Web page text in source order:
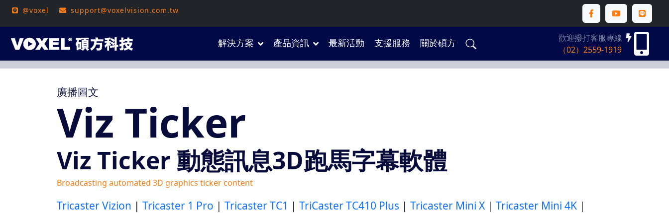
@voxel support@voxelvision.com.tw
解決方案 產品資訊 最新活動 支援服務 關於碩方
歡迎撥打客服專線
（02）2559-1919
廣播圖文
Viz Ticker
Viz Ticker 動態訊息3D跑馬字幕軟體
Broadcasting automated 3D graphics ticker content
Tricaster Vizion | Tricaster 1 Pro | Tricaster TC1 | TriCaster TC410 Plus | Tricaster Mini X | Tricaster Mini 4K |